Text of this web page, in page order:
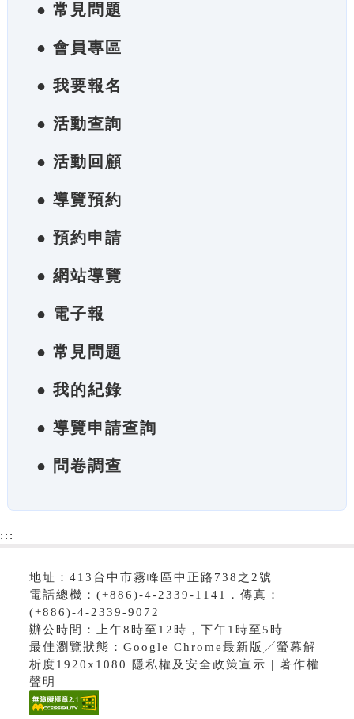
● 常見問題
● 會員專區
● 我要報名
● 活動查詢
● 活動回顧
● 導覽預約
● 預約申請
● 網站導覽
● 電子報
● 常見問題
● 我的紀錄
● 導覽申請查詢
● 問卷調查
:::
地址：413台中市霧峰區中正路738之2號
電話總機：(+886)-4-2339-1141．傳真：
(+886)-4-2339-9072
辦公時間：上午8時至12時，下午1時至5時
最佳瀏覽狀態：Google Chrome最新版╱螢幕解
析度1920x1080 隱私權及安全政策宣示 | 著作權
聲明